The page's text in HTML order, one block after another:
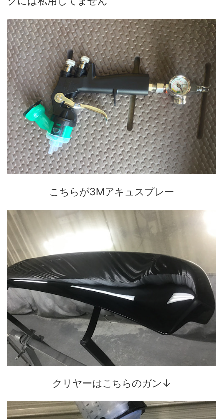
こちらが3Mアキュスプレー
クリヤーはこちらのガン↓